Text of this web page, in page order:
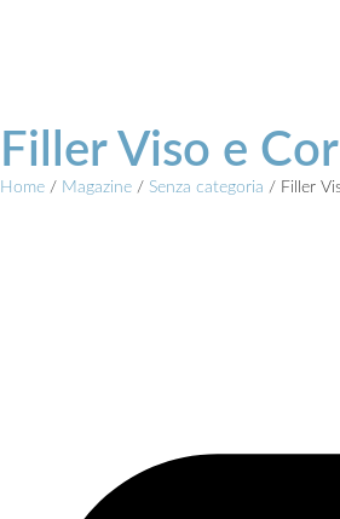
Filler Viso e
Home / Magazine / Senza categoria / Filler